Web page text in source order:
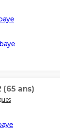
(65 ans)